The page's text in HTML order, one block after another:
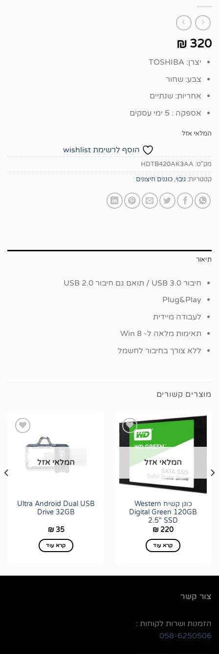
₪ 320
יצרן: TOSHIBA
צבע: שחור
אחריות: שנתיים
אספקה : 5 ימי עסקים
המלאי אזל
הוסף לרשימת wishlist
מק"ט: HDTB420AK3AA
קטגוריות: גיבוי, כוננים חיצונים
תיאור
חיבור USB 3.0 / תואם גם חיבור USB 2.0
Plug&Play
לעבודה מיידית
תאימות מלאה ל- Win 8
ללא צורך בחיבור לחשמל
מוצרים קשורים
לרשימת
המלאי אזל
כונן קשיח Western
Digital Green 120GB
2.5" SSD
₪ 220
קרא עוד
לרשימת
wishlist
המלאי אזל
Ultra Android Dual USB
Drive 32GB
₪35
קרא עוד
צור קשר
הזמנות ושרות לקוחות :
058-6250506